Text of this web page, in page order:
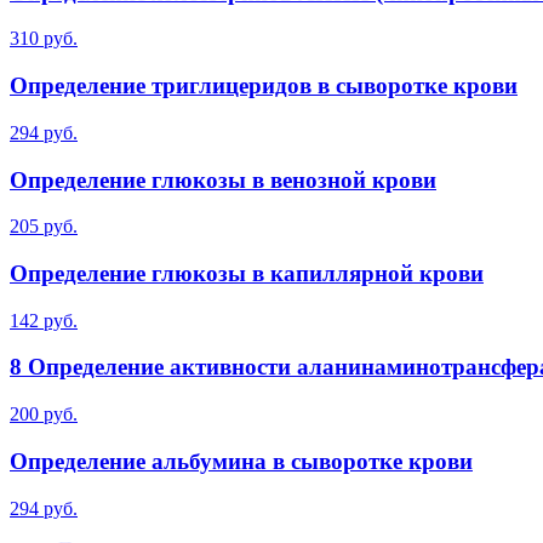
310 руб.
Определение триглицеридов в сыворотке крови
294 руб.
Определение глюкозы в венозной крови
205 руб.
Определение глюкозы в капиллярной крови
142 руб.
8 Определение активности
200 руб.
Определение альбумина в сыворотке крови
294 руб.